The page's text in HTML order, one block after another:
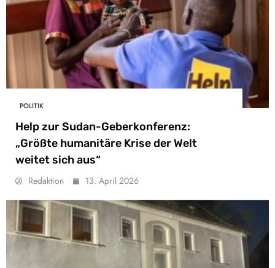
POLITIK
Help zur Sudan-Geberkonferenz:
„Größte humanitäre Krise der Welt
weitet sich aus“
Redaktion 13. April 2026